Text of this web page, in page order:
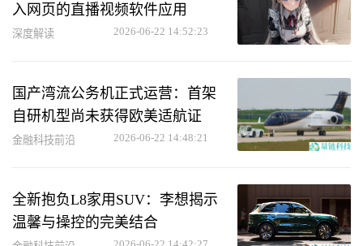
入网页的直播视频软件应用
深度解读 2026-06-22 14:52:23
国产湾流公务机正式运营：首架
自研机型尚未获得欧美适航证
金融科技前沿 2026-06-22 14:48:21
全新抱负L8家用SUV：李想揭示
温馨与操控的完美结合